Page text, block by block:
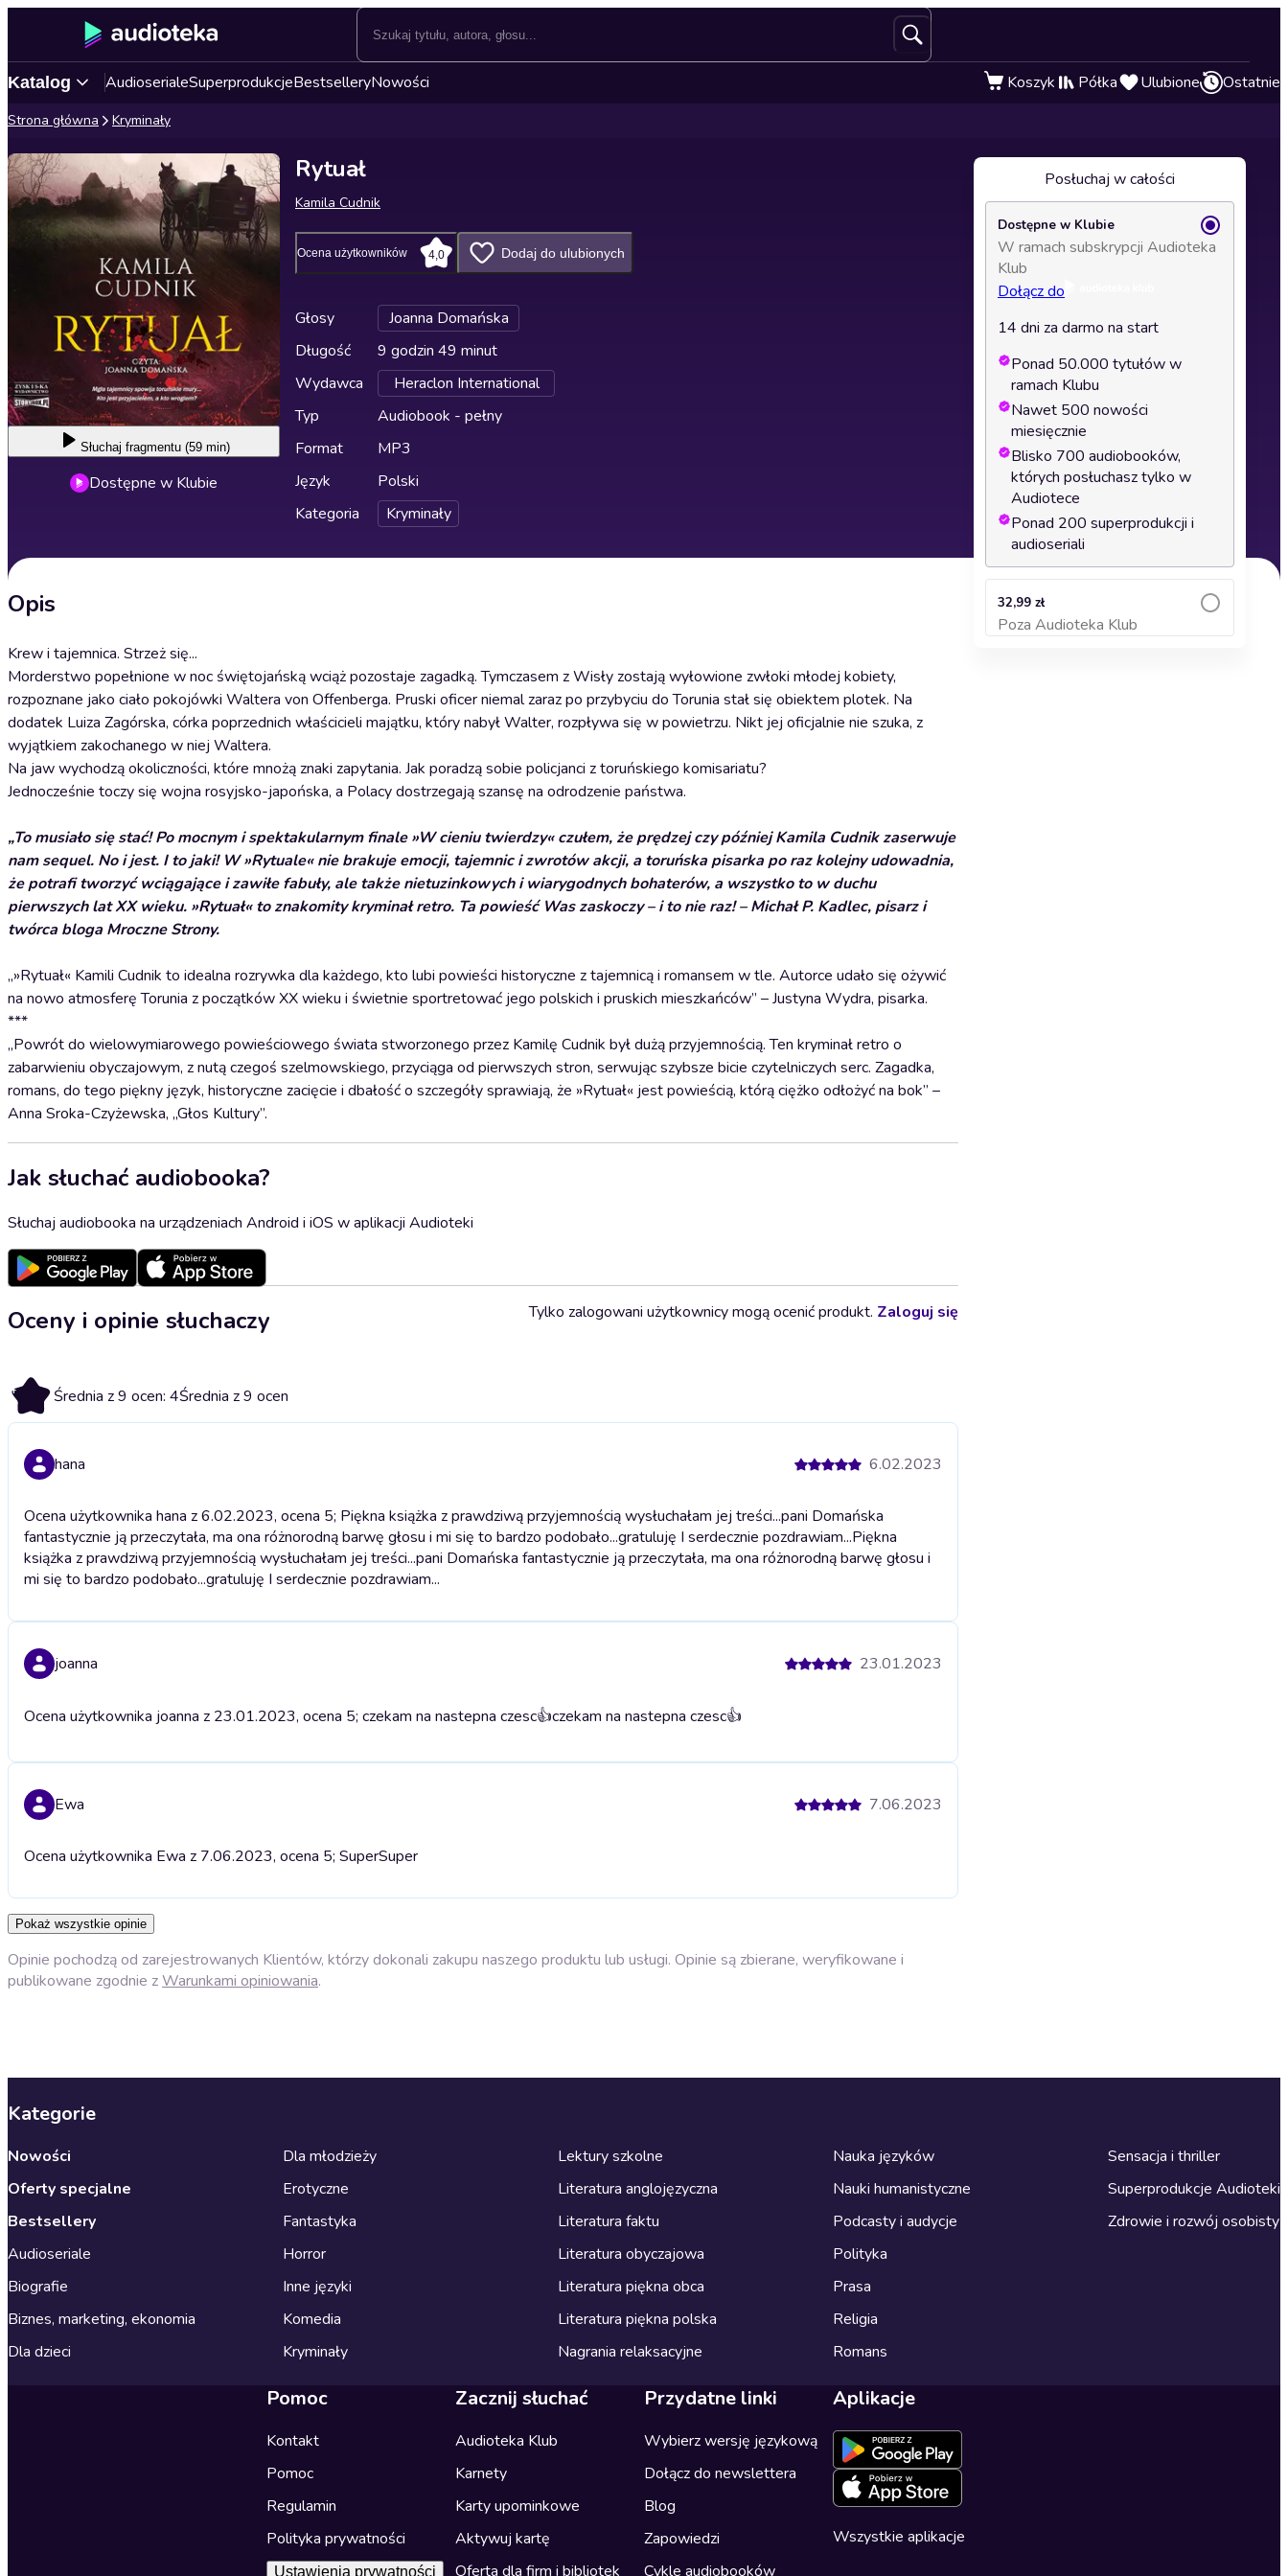
Katalog AudioserialeSuperprodukcjeBestselleryNowości Koszyk Półka Ulubione Ostatnie
Strona główna Kryminały
Słuchaj fragmentu (59 min)
Dostępne w Klubie
Rytuał
Kamila Cudnik
Ocena użytkowników 4,0 Dodaj do ulubionych
Głosy
Joanna Domańska
Długość
9 godzin 49 minut
Wydawca
Heraclon International
Typ
Audiobook - pełny
Format
MP3
Język
Polski
Kategoria
Kryminały
Opis
Krew i tajemnica. Strzeż się...
Morderstwo popełnione w noc świętojańską wciąż pozostaje zagadką. Tymczasem z Wisły zostają wyłowione zwłoki młodej kobiety,
rozpoznane jako ciało pokojówki Waltera von Offenberga. Pruski oficer niemal zaraz po przybyciu do Torunia stał się obiektem plotek. Na
dodatek Luiza Zagórska, córka poprzednich właścicieli majątku, który nabył Walter, rozpływa się w powietrzu. Nikt jej oficjalnie nie szuka, z
wyjątkiem zakochanego w niej Waltera.
Na jaw wychodzą okoliczności, które mnożą znaki zapytania. Jak poradzą sobie policjanci z toruńskiego komisariatu?
Jednocześnie toczy się wojna rosyjsko-japońska, a Polacy dostrzegają szansę na odrodzenie państwa.
„To musiało się stać! Po mocnym i spektakularnym finale »W cieniu twierdzy« czułem, że prędzej czy później Kamila Cudnik zaserwuje
nam sequel. No i jest. I to jaki! W »Rytuale« nie brakuje emocji, tajemnic i zwrotów akcji, a toruńska pisarka po raz kolejny udowadnia,
że potrafi tworzyć wciągające i zawiłe fabuły, ale także nietuzinkowych i wiarygodnych bohaterów, a wszystko to w duchu
pierwszych lat XX wieku. »Rytuał« to znakomity kryminał retro. Ta powieść Was zaskoczy – i to nie raz! – Michał P. Kadlec, pisarz i
twórca bloga Mroczne Strony.
„»Rytuał« Kamili Cudnik to idealna rozrywka dla każdego, kto lubi powieści historyczne z tajemnicą i romansem w tle. Autorce udało się ożywić
na nowo atmosferę Torunia z początków XX wieku i świetnie sportretować jego polskich i pruskich mieszkańców” – Justyna Wydra, pisarka.
***
„Powrót do wielowymiarowego powieściowego świata stworzonego przez Kamilę Cudnik był dużą przyjemnością. Ten kryminał retro o
zabarwieniu obyczajowym, z nutą czegoś szelmowskiego, przyciąga od pierwszych stron, serwując szybsze bicie czytelniczych serc. Zagadka,
romans, do tego piękny język, historyczne zacięcie i dbałość o szczegóły sprawiają, że »Rytuał« jest powieścią, którą ciężko odłożyć na bok” –
Anna Sroka-Czyżewska, „Głos Kultury”.
Jak słuchać audiobooka?
Słuchaj audiobooka na urządzeniach Android i iOS w aplikacji Audioteki
Oceny i opinie słuchaczy
4 Średnia z 9 ocen: 4Średnia z 9 ocen
Tylko zalogowani użytkownicy mogą ocenić produkt. Zaloguj się
hana 6.02.2023
Ocena użytkownika hana z 6.02.2023, ocena 5; Piękna książka z prawdziwą przyjemnością wysłuchałam jej treści...pani Domańska
fantastycznie ją przeczytała, ma ona różnorodną barwę głosu i mi się to bardzo podobało...gratuluję I serdecznie pozdrawiam...Piękna
książka z prawdziwą przyjemnością wysłuchałam jej treści...pani Domańska fantastycznie ją przeczytała, ma ona różnorodną barwę głosu i
mi się to bardzo podobało...gratuluję I serdecznie pozdrawiam...
joanna 23.01.2023
Ocena użytkownika joanna z 23.01.2023, ocena 5; czekam na nastepna czesc👍czekam na nastepna czesc👍
Ewa 7.06.2023
Ocena użytkownika Ewa z 7.06.2023, ocena 5; SuperSuper
Pokaż wszystkie opinie
Opinie pochodzą od zarejestrowanych Klientów, którzy dokonali zakupu naszego produktu lub usługi. Opinie są zbierane, weryfikowane i
publikowane zgodnie zWarunkami opiniowania.
Posłuchaj w całości
Dostępne w Klubie
W ramach subskrypcji Audioteka
Klub
Dołącz do
14 dni za darmo na start
Ponad 50.000 tytułów w
ramach Klubu
Nawet 500 nowości
miesięcznie
Blisko 700 audiobooków,
których posłuchasz tylko w
Audiotece
Ponad 200 superprodukcji i
audioseriali
32,99 zł
Poza Audioteka Klub
Dodaj do koszyka
Kategorie
Nowości
Oferty specjalne
Bestsellery
Audioseriale
Biografie
Biznes, marketing, ekonomia
Dla dzieci
Dla młodzieży
Erotyczne
Fantastyka
Horror
Inne języki
Komedia
Kryminały
Lektury szkolne
Literatura anglojęzyczna
Literatura faktu
Literatura obyczajowa
Literatura piękna obca
Literatura piękna polska
Nagrania relaksacyjne
Nauka języków
Nauki humanistyczne
Podcasty i audycje
Polityka
Prasa
Religia
Romans
Sensacja i thriller
Superprodukcje Audioteki
Zdrowie i rozwój osobisty
Pomoc
Kontakt
Pomoc
Regulamin
Polityka prywatności
Ustawienia prywatności
Zacznij słuchać
Audioteka Klub
Karnety
Karty upominkowe
Aktywuj kartę
Oferta dla firm i bibliotek
Przydatne linki
Wybierz wersję językową
Dołącz do newslettera
Blog
Zapowiedzi
Cykle audiobooków
Aplikacje
Wszystkie aplikacje